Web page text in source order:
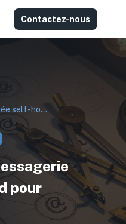
Contactez-nous
Matrix Synapse : messagerie fédérée self-hosted pour entreprise
pour